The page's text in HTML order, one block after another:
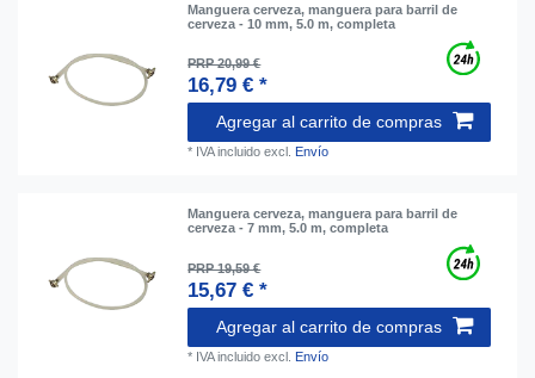
Manguera cerveza, manguera para barril de
cerveza - 10 mm, 5.0 m, completa
PRP 20,99 €
16,79 € *
Agregar al carrito de compras
* IVA incluido excl. Envío
Manguera cerveza, manguera para barril de
cerveza - 7 mm, 5.0 m, completa
PRP 19,59 €
15,67 € *
Agregar al carrito de compras
* IVA incluido excl. Envío